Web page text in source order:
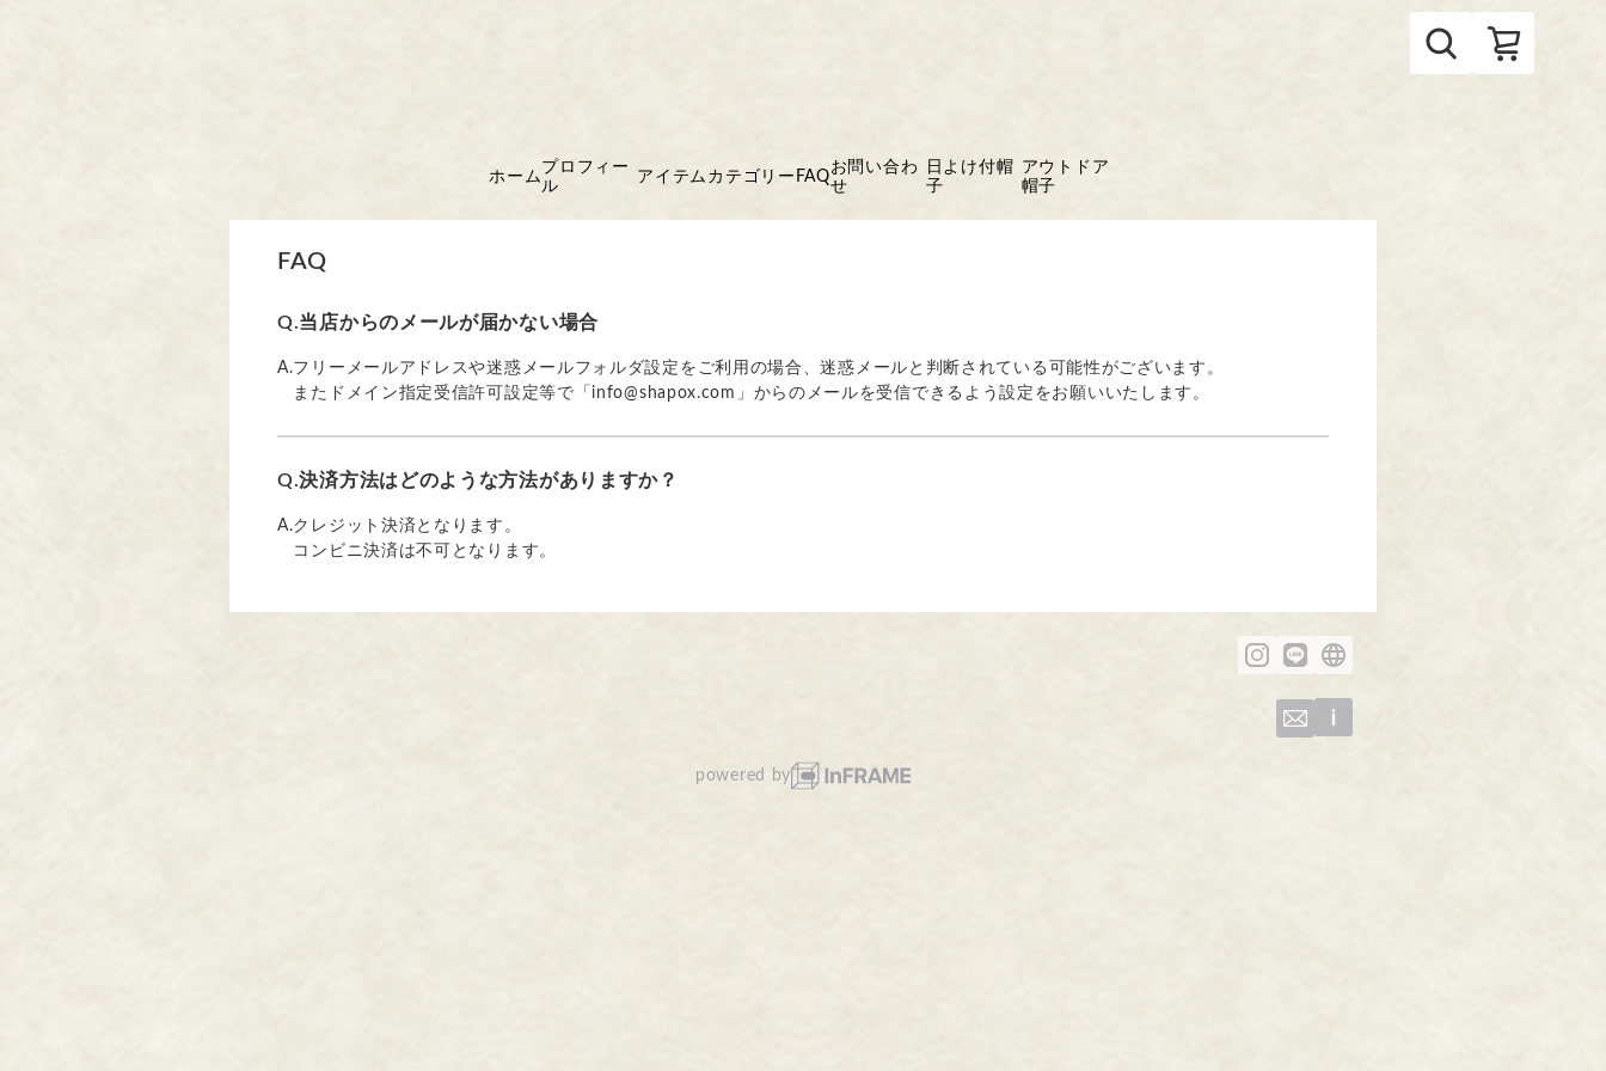
ホーム
プロフィー
ル
アイテム カテゴリー FAQ
お問い合わ
せ
日よけ付帽
子
アウトドア
帽子
FAQ
Q.当店からのメールが届かない場合
A.フリーメールアドレスや迷惑メールフォルダ設定をご利用の場合、迷惑メールと判断されている可能性がございます。
またドメイン指定受信許可設定等で「info@shapox.com」からのメールを受信できるよう設定をお願いいたします。
Q.決済方法はどのような方法がありますか？
A.クレジット決済となります。
コンビニ決済は不可となります。
powered by